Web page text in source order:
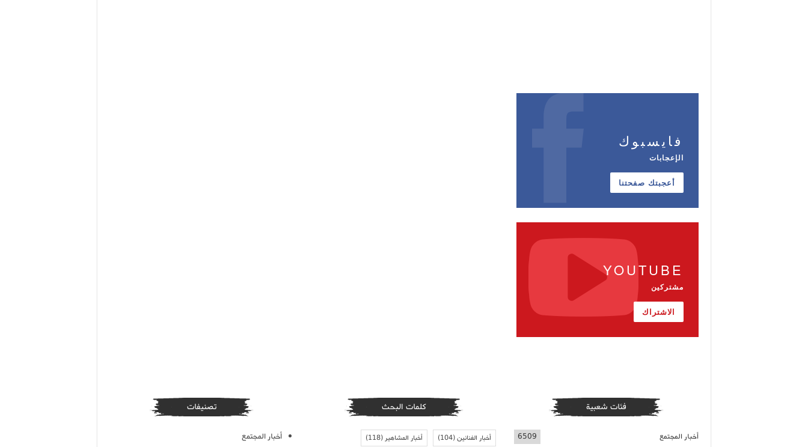
فايسبوك
الإعجابات
أعجبتك صفحتنا
YOUTUBE
مشتركين
الاشتراك
فئات شعبية
أخبار المجتمع 6509
كلمات البحث
أخبار الفنانين(104) أخبار المشاهير(118)
تصنيفات
أخبار المجتمع